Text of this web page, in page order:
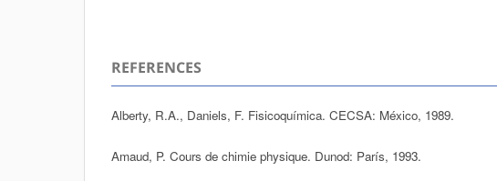
REFERENCES
Alberty, R.A., Daniels, F. Fisicoquímica. CECSA: México, 1989.
Amaud, P. Cours de chimie physique. Dunod: París, 1993.